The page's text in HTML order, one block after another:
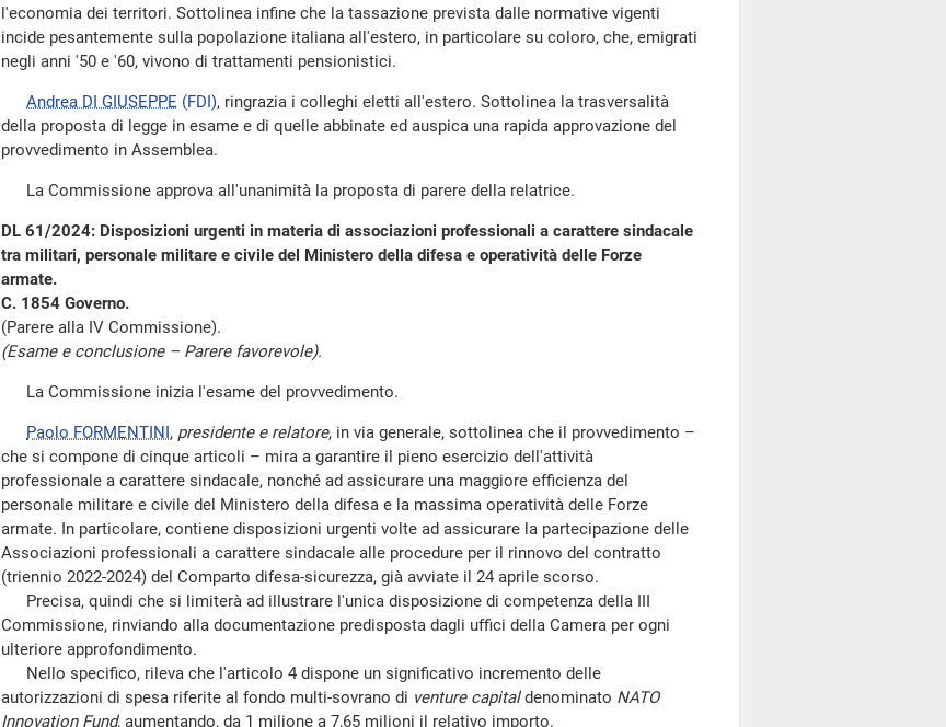
l'economia dei territori. Sottolinea infine che la tassazione prevista dalle normative vigenti
incide pesantemente sulla popolazione italiana all'estero, in particolare su coloro, che, emigrati
negli anni '50 e '60, vivono di trattamenti pensionistici.
Andrea DI GIUSEPPE (FDI), ringrazia i colleghi eletti all'estero. Sottolinea la trasversalità
della proposta di legge in esame e di quelle abbinate ed auspica una rapida approvazione del
provvedimento in Assemblea.
La Commissione approva all'unanimità la proposta di parere della relatrice.
DL 61/2024: Disposizioni urgenti in materia di associazioni professionali a carattere sindacale
tra militari, personale militare e civile del Ministero della difesa e operatività delle Forze
armate.
C. 1854 Governo.
(Parere alla IV Commissione).
(Esame e conclusione – Parere favorevole).
La Commissione inizia l'esame del provvedimento.
Paolo FORMENTINI, presidente e relatore, in via generale, sottolinea che il provvedimento –
che si compone di cinque articoli – mira a garantire il pieno esercizio dell'attività
professionale a carattere sindacale, nonché ad assicurare una maggiore efficienza del
personale militare e civile del Ministero della difesa e la massima operatività delle Forze
armate. In particolare, contiene disposizioni urgenti volte ad assicurare la partecipazione delle
Associazioni professionali a carattere sindacale alle procedure per il rinnovo del contratto
(triennio 2022-2024) del Comparto difesa-sicurezza, già avviate il 24 aprile scorso.
Precisa, quindi che si limiterà ad illustrare l'unica disposizione di competenza della III
Commissione, rinviando alla documentazione predisposta dagli uffici della Camera per ogni
ulteriore approfondimento.
Nello specifico, rileva che l'articolo 4 dispone un significativo incremento delle
autorizzazioni di spesa riferite al fondo multi-sovrano di venture capitaldenominato NATO
Innovation Fund, aumentando, da 1 milione a 7,65 milioni il relativo importo.